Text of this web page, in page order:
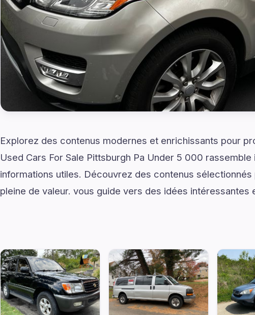
Explorez des contenus modernes et enrichissants pour
Used Cars For Sale Pittsburgh Pa Under 5 000
informations utiles. Découvrez des contenus
pleine de valeur. vous guide vers des idées intéressantes